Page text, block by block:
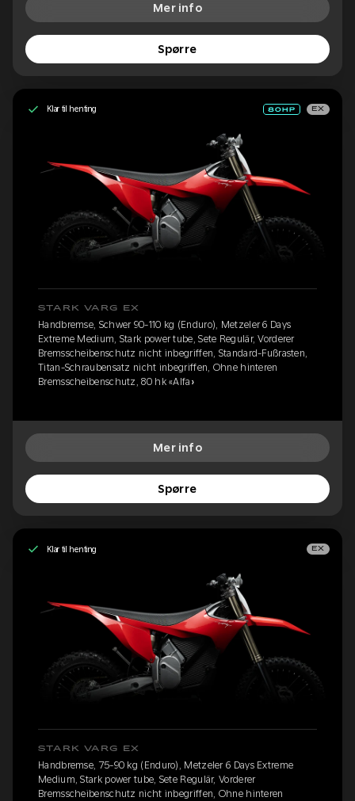
Mer info
Spørre
Klar til henting EX
STARK VARG EX
Handbremse, Schwer 90-110 kg (Enduro), Metzeler 6 Days
Extreme Medium, Stark power tube, Sete Regulär, Vorderer
Bremsscheibenschutz nicht inbegriffen, Standard-Fußrasten,
Titan-Schraubensatz nicht inbegriffen, Ohne hinteren
Bremsscheibenschutz, 80 hk «Alfa»
Mer info
Spørre
Klar til henting EX
STARK VARG EX
Handbremse, 75-90 kg (Enduro), Metzeler 6 Days Extreme
Medium, Stark power tube, Sete Regulär, Vorderer
Bremsscheibenschutz nicht inbegriffen, Ohne hinteren